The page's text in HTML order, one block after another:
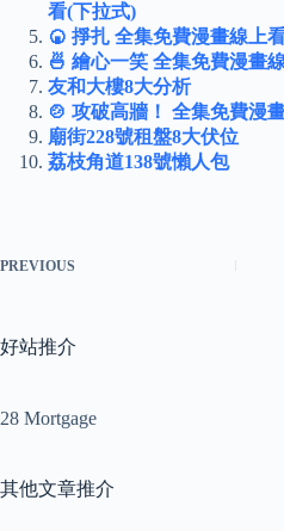
看(下拉式)
🍘 掙扎 全集免費漫畫線上
🍜 繪心一笑 全集免費漫畫
友和大樓8大分析
🍲 攻破高牆！ 全集免費漫
廟街228號租盤8大伏位
荔枝角道138號懶人包
PREVIOUS
好站推介
28 Mortgage
其他文章推介